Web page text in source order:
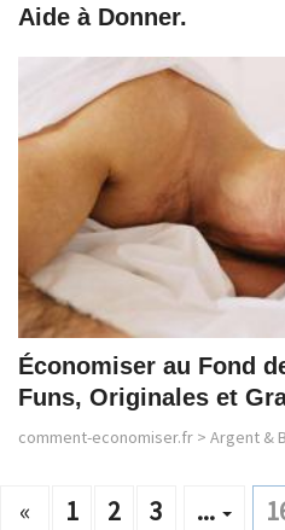
Aide à Donner.
Économiser au Fond
Funs, Originales et
comment-economiser.fr > Argent &
« 1 2 3 ...